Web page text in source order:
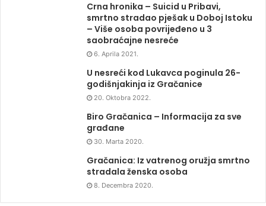
Crna hronika – Suicid u Pribavi,
smrtno stradao pješak u Doboj Istoku
– Više osoba povrijeđeno u 3
saobraćajne nesreće
6. Aprila 2021.
U nesreći kod Lukavca poginula 26-
godišnjakinja iz Gračanice
20. Oktobra 2022.
Biro Gračanica – Informacija za sve
građane
30. Marta 2020.
Gračanica: Iz vatrenog oružja smrtno
stradala ženska osoba
8. Decembra 2020.